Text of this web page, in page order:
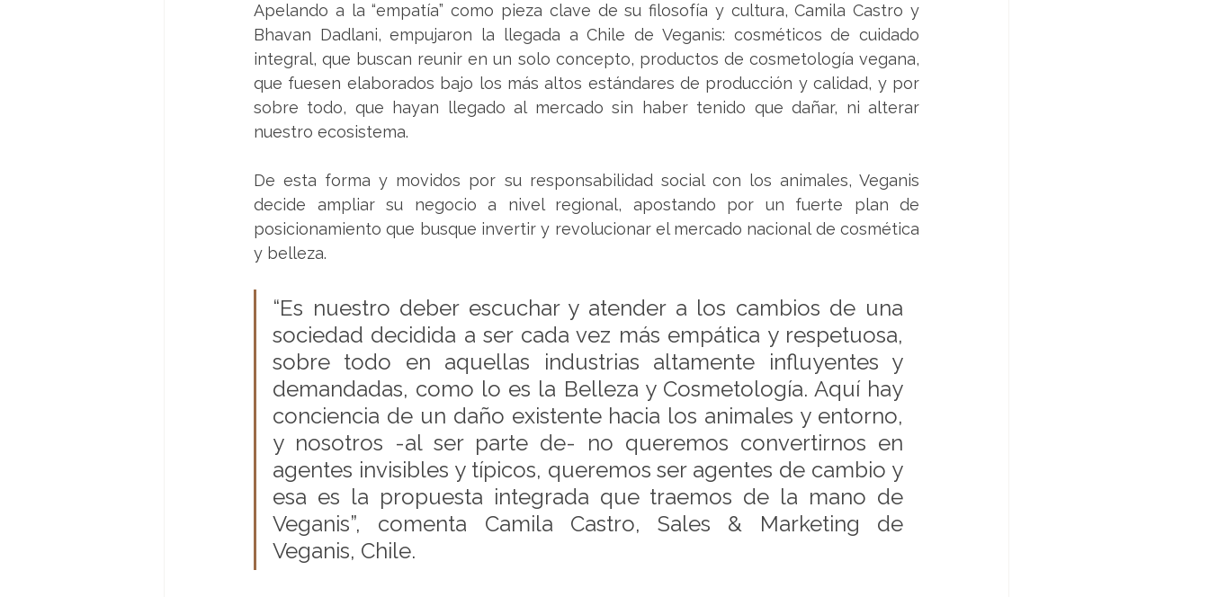
Apelando a la “empatía” como pieza clave de su filosofía y cultura, Camila Castro y
Bhavan Dadlani, empujaron la llegada a Chile de Veganis: cosméticos de cuidado
integral, que buscan reunir en un solo concepto, productos de cosmetología vegana,
que fuesen elaborados bajo los más altos estándares de producción y calidad, y por
sobre todo, que hayan llegado al mercado sin haber tenido que dañar, ni alterar
nuestro ecosistema.
De esta forma y movidos por su responsabilidad social con los animales, Veganis
decide ampliar su negocio a nivel regional, apostando por un fuerte plan de
posicionamiento que busque invertir y revolucionar el mercado nacional de cosmética
y belleza.
“Es nuestro deber escuchar y atender a los cambios de una
sociedad decidida a ser cada vez más empática y respetuosa,
sobre todo en aquellas industrias altamente influyentes y
demandadas, como lo es la Belleza y Cosmetología. Aquí hay
conciencia de un daño existente hacia los animales y entorno,
y nosotros -al ser parte de- no queremos convertirnos en
agentes invisibles y típicos, queremos ser agentes de cambio y
esa es la propuesta integrada que traemos de la mano de
Veganis”, comenta Camila Castro, Sales & Marketing de
Veganis, Chile.